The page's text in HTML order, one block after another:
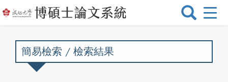
選
換
簡易檢索 / 檢索結果